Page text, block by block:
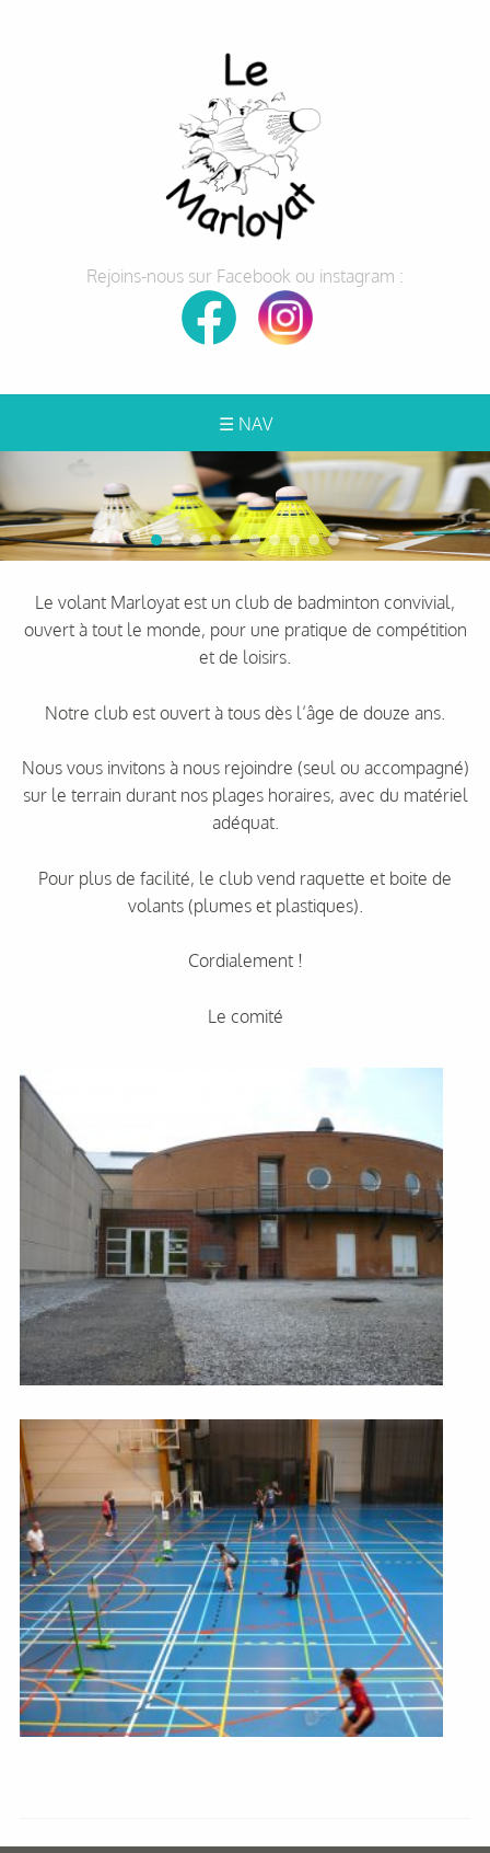
Rejoins-nous sur Facebook ou instagram :
☰ NAV
Le volant Marloyat est un club de badminton convivial,
ouvert à tout le monde, pour une pratique de compétition
et de loisirs.
Notre club est ouvert à tous dès l’âge de douze ans.
Nous vous invitons à nous rejoindre (seul ou accompagné)
sur le terrain durant nos plages horaires, avec du matériel
adéquat.
Pour plus de facilité, le club vend raquette et boite de
volants (plumes et plastiques).
Cordialement !
Le comité